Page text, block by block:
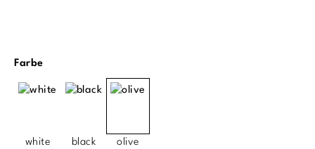
Farbeauswählen
white black olive